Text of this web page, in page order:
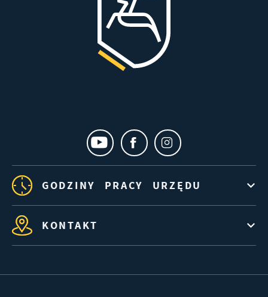
GODZINY PRACY URZĘDU
KONTAKT